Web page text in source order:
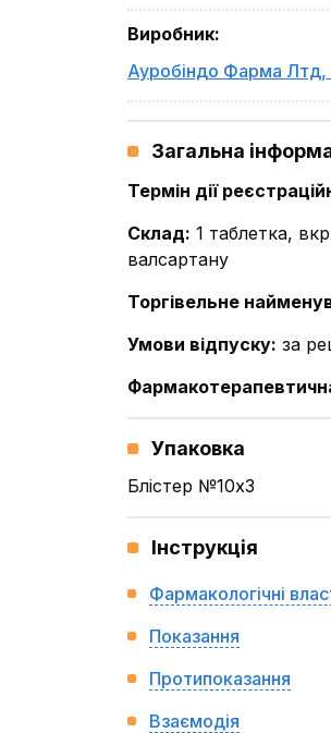
Виробник:
Ауробіндо Фарма Лтд,
Загальна
Термін дії
Склад: 1 таблетка,
валсартану
Торгівельне
Умови відпуску: за
Упаковка
Блістер №10x3
Інструкція
Фармакологічні
Показання
Протипоказання
Взаємодія